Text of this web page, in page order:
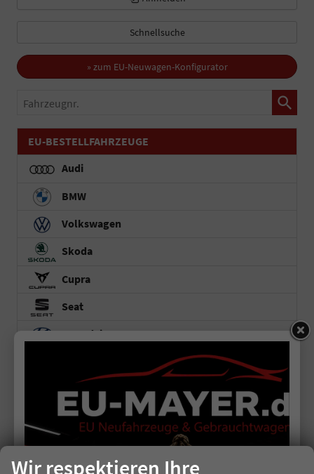
Schnellsuche
» zum EU-Neuwagen-Konfigurator
Fahrzeugnr.
EU-BESTELLFAHRZEUGE
Audi
BMW
Volkswagen
Skoda
Cupra
Seat
Hyundai
Dacia
Toyota
Wir respektieren Ihre